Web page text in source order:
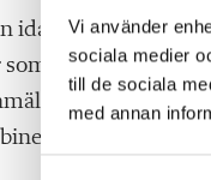
Vi använder
sociala medier
till de sociala
med annan
idag stärka
överfallslarm.
ska kunna
med